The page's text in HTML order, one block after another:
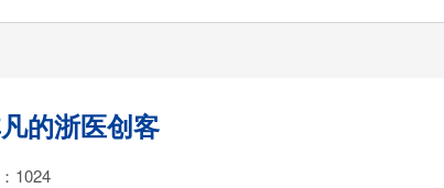
的浙医创客
1024